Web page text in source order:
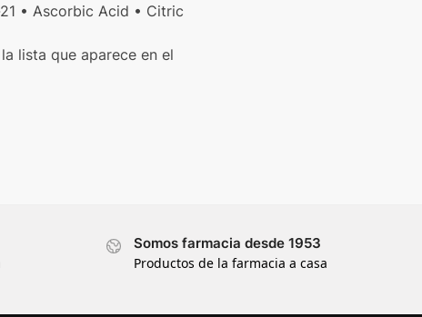
• Ascorbic Acid • Citric
lista que aparece en el
Somos farmacia desde 1953
Productos de la farmacia a casa